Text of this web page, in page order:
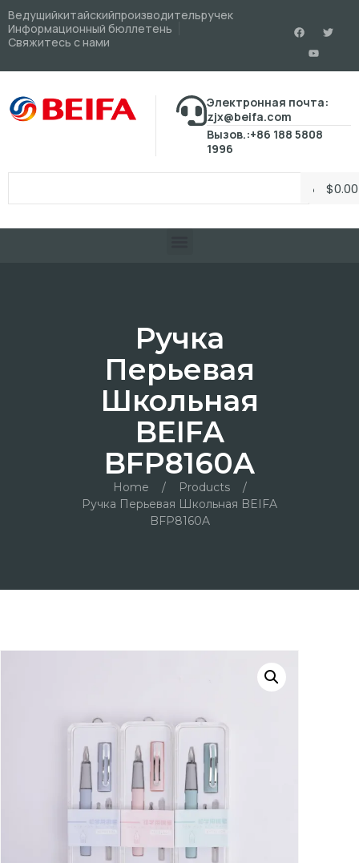
Ведущийкитайскийпроизводительручек
Информационный бюллетень
Свяжитесь с нами
Электронная почта:
zjx@beifa.com
Вызов.:+86 188 5808
1996
$0.00
Ручка
Перьевая
Школьная
BEIFA
BFP8160A
Home / Products
/
Ручка Перьевая Школьная BEIFA
BFP8160A